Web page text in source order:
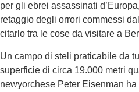
per gli ebrei assassinati
retaggio degli orrori commessi
citarlo tra le cose da visitare a
Un campo di steli praticabile da
superficie di circa 19.000 metri
newyorchese Peter Eisenman